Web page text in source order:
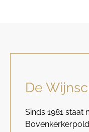
De
Sinds 1981 staat